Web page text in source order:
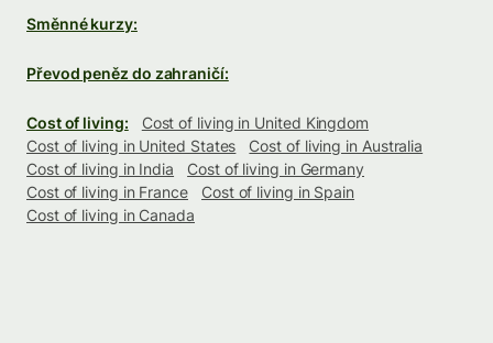
Směnné kurzy:
Převod peněz do zahraničí:
Cost of living:
Cost of living in United Kingdom
Cost of living in United States
Cost of living in Australia
Cost of living in India
Cost of living in Germany
Cost of living in France
Cost of living in Spain
Cost of living in Canada